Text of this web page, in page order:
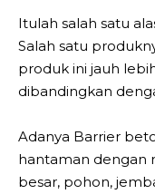
Itulah salah satu
Salah satu
produk ini jauh
dibandingkan
Adanya Barrier
hantaman dengan
besar, pohon,